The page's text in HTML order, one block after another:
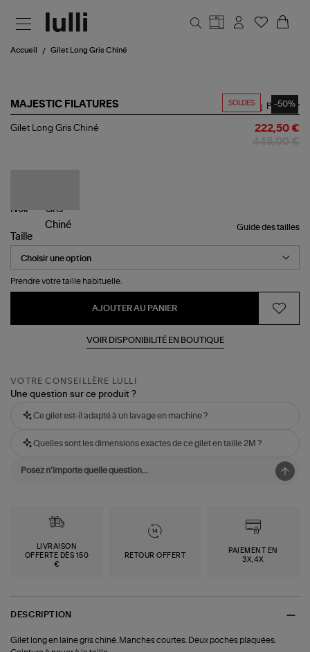
Accueil Gilet Long Gris Chiné
SOLDES -50%
MAJESTIC FILATURES
Gilet
Partager
Gilet Long Gris Chiné 222,50 €
Guide des tailles
Taille
Prendre votre taille habituelle.
AJOUTER AU PANIER
VOIR DISPONIBILITÉ EN BOUTIQUE
VOTRE CONSEILLÈRE LULLI
Une question sur ce produit ?
Ce gilet est-il adapté à un lavage en machine ?
Quelles sont les dimensions exactes de ce gilet en taille 2M ?
LIVRAISON
OFFERTE DÈS 150
€
RETOUR OFFERT
PAIEMENT EN
3X,4X
DESCRIPTION
Gilet long en laine gris chiné. Manches courtes. Deux poches plaquées.